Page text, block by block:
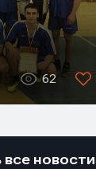
62
новости